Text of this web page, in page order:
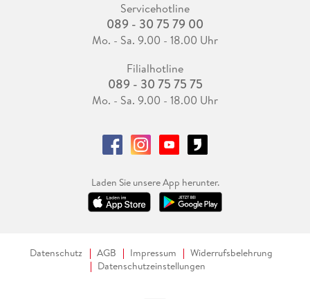
Servicehotline
089 - 30 75 79 00
Mo. - Sa. 9.00 - 18.00 Uhr
Filialhotline
089 - 30 75 75 75
Mo. - Sa. 9.00 - 18.00 Uhr
Laden Sie unsere App herunter.
Datenschutz AGB Impressum
Widerrufsbelehrung
Datenschutzeinstellungen